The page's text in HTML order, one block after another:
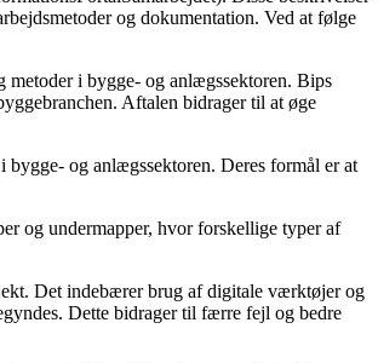
og dokumentation. Ved at følge
i bygge- og anlægssektoren. Bips
Aftalen bidrager til at øge
og anlægssektoren. Deres formål er at
og undermapper, hvor forskellige typer af
Det indebærer brug af digitale værktøjer og
Dette bidrager til færre fejl og bedre